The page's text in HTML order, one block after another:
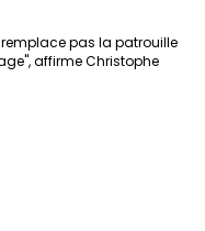
remplace pas la patrouille
affirme Christophe